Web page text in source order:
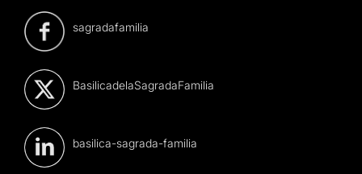
sagradafamilia
BasilicadelaSagradaFamilia
basilica-sagrada-familia